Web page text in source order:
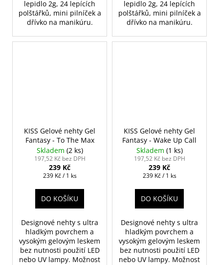
lepidlo 2g, 24 lepících
polštářků, mini pilníček a
dřívko na manikúru.
lepidlo 2g, 24 lepících
polštářků, mini pilníček a
dřívko na manikúru.
KISS Gelové nehty Gel
Fantasy - To The Max
Skladem (2 ks)
197,52 Kč bez DPH
239 Kč
Měrná
239 Kč / 1 ks
DO KOŠÍKU
Designové nehty s ultra
hladkým povrchem a
vysokým gelovým leskem
bez nutnosti použití LED
nebo UV lampy. Možnost
KISS Gelové nehty Gel
Fantasy - Wake Up Call
Skladem (1 ks)
197,52 Kč bez DPH
239 Kč
Měrná
239 Kč / 1 ks
DO KOŠÍKU
Designové nehty s ultra
hladkým povrchem a
vysokým gelovým leskem
bez nutnosti použití LED
nebo UV lampy. Možnost